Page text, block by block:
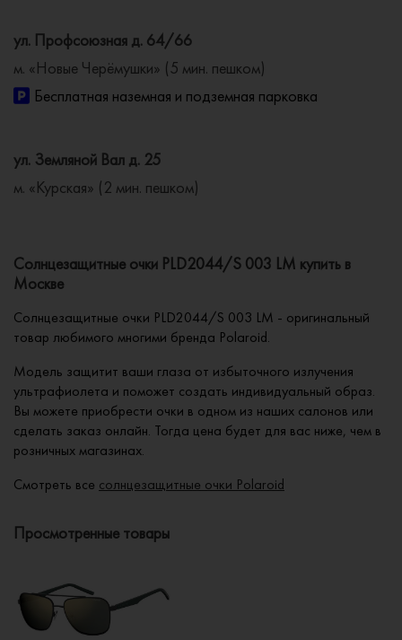
ул. Профсоюзная д. 64/66
м. «Новые Черёмушки» (5 мин. пешком)
Бесплатная наземная и подземная парковка
ул. Земляной Вал д. 25
м. «Курская» (2 мин. пешком)
Солнцезащитные очки PLD2044/S 003 LM купить в
Москве
Солнцезащитные очки PLD2044/S 003 LM - оригинальный
товар любимого многими бренда Polaroid.
Модель защитит ваши глаза от избыточного излучения
ультрафиолета и поможет создать индивидуальный образ.
Вы можете приобрести очки в одном из наших салонов или
сделать заказ онлайн. Тогда цена будет для вас ниже, чем в
розничных магазинах.
Смотреть все солнцезащитные очки Polaroid
Просмотренные товары